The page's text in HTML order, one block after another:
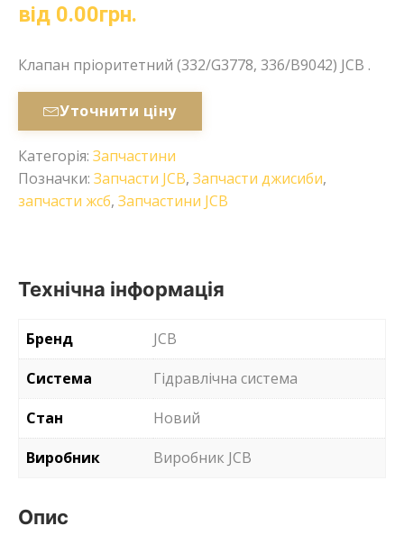
від 0.00грн.
Клапан пріоритетний (332/G3778, 336/B9042) JCB .
Уточнити ціну
Категорія: Запчастини
Позначки: Запчасти JCB, Запчасти джисиби,
запчасти жсб, Запчастини JCB
Технічна інформація
Бренд
JCB
Система
Гідравлічна система
Стан
Новий
Виробник
Виробник JCB
Опис